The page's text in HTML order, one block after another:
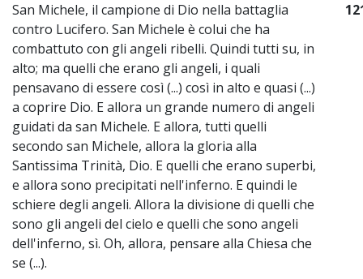
San Michele, il campione di Dio nella battaglia
contro Lucifero. San Michele è colui che ha
combattuto con gli angeli ribelli. Quindi tutti su, in
alto; ma quelli che erano gli angeli, i quali
pensavano di essere così (...) così in alto e quasi (...)
a coprire Dio. E allora un grande numero di angeli
guidati da san Michele. E allora, tutti quelli
secondo san Michele, allora la gloria alla
Santissima Trinità, Dio. E quelli che erano superbi,
e allora sono precipitati nell'inferno. E quindi le
schiere degli angeli. Allora la divisione di quelli che
sono gli angeli del cielo e quelli che sono angeli
dell'inferno, sì. Oh, allora, pensare alla Chiesa che
se (...).